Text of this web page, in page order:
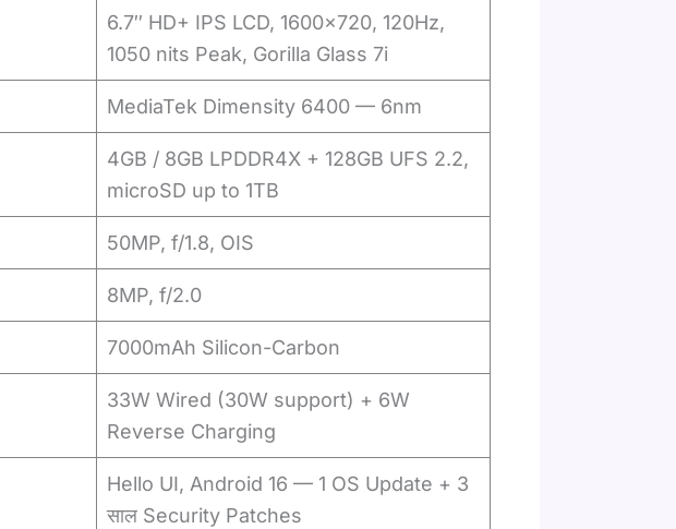
6.7″ HD+ IPS LCD, 1600×720, 120Hz,
1050 nits Peak, Gorilla Glass 7i
MediaTek Dimensity 6400 — 6nm
4GB / 8GB LPDDR4X + 128GB UFS 2.2,
microSD up to 1TB
50MP, f/1.8, OIS
8MP, f/2.0
7000mAh Silicon-Carbon
33W Wired (30W support) + 6W
Reverse Charging
Hello UI, Android 16 — 1 OS Update + 3
साल Security Patches